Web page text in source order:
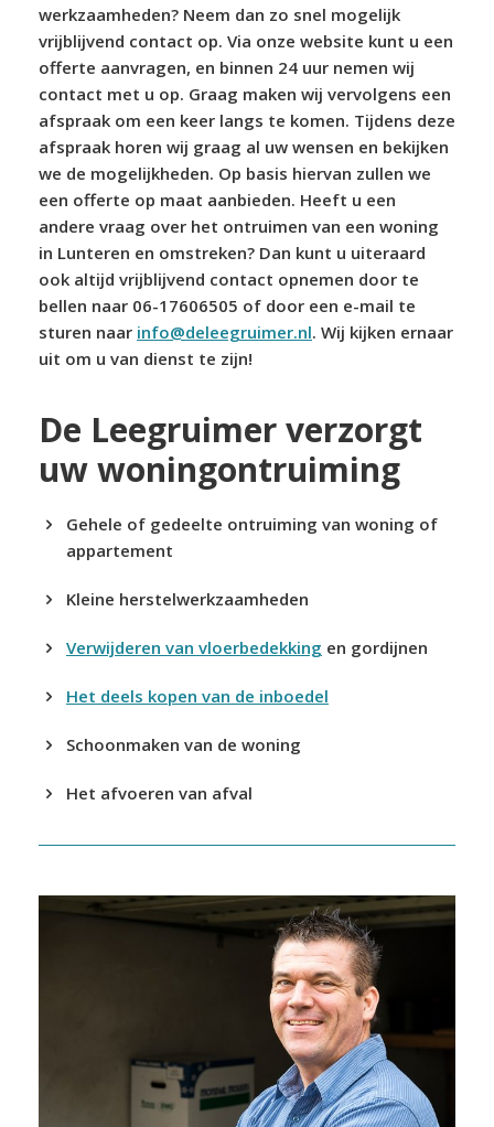
werkzaamheden? Neem dan zo snel mogelijk
vrijblijvend contact op. Via onze website kunt u een
offerte aanvragen, en binnen 24 uur nemen wij
contact met u op. Graag maken wij vervolgens een
afspraak om een keer langs te komen. Tijdens deze
afspraak horen wij graag al uw wensen en bekijken
we de mogelijkheden. Op basis hiervan zullen we
een offerte op maat aanbieden. Heeft u een
andere vraag over het ontruimen van een woning
in Lunteren en omstreken? Dan kunt u uiteraard
ook altijd vrijblijvend contact opnemen door te
bellen naar 06-17606505 of door een e-mail te
sturen naar info@deleegruimer.nl. Wij kijken ernaar
uit om u van dienst te zijn!
De Leegruimer verzorgt
uw woningontruiming
Gehele of gedeelte ontruiming van woning of
appartement
Kleine herstelwerkzaamheden
Verwijderen van vloerbedekking en gordijnen
Het deels kopen van de inboedel
Schoonmaken van de woning
Het afvoeren van afval